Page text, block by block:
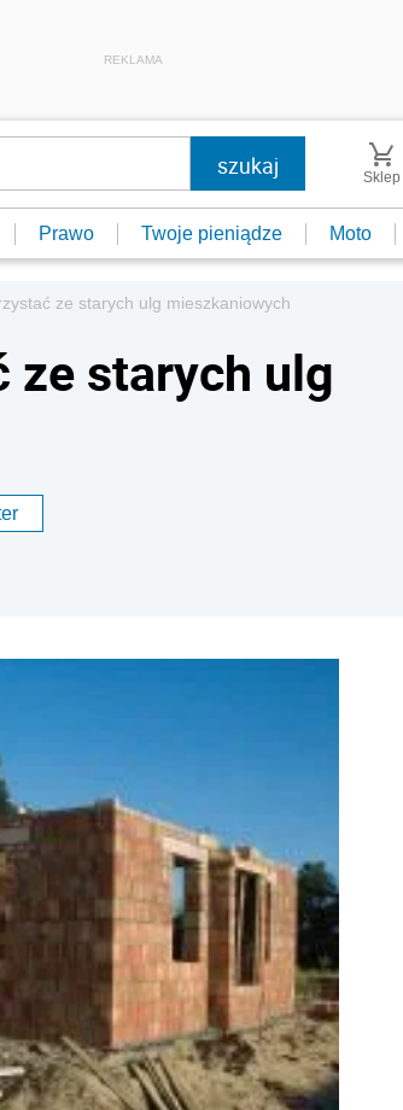
REKLAMA
Sklep
Prawo Twoje pieniądze Moto
ze starych ulg mieszkaniowych
ze starych ulg